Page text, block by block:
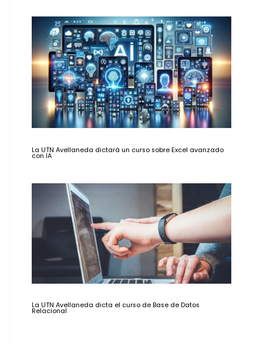
La UTN Avellaneda dictará un curso sobre Excel avanzado
con IA
La UTN Avellaneda dicta el curso de Base de Datos
Relacional